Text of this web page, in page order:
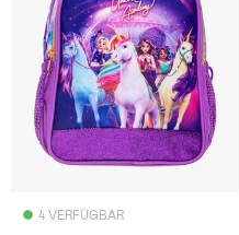
4 VERFÜGBAR